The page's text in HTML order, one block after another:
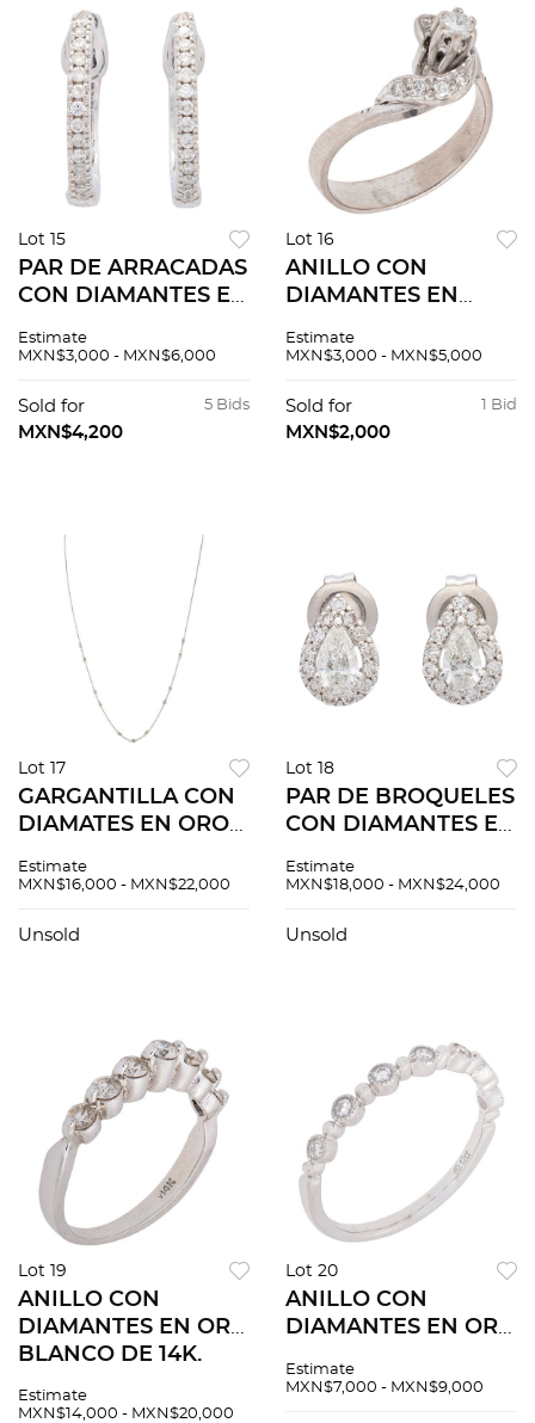
Lot 15
PAR DE ARRACADAS
CON DIAMANTES EN
14K. Diamantes
ct. Peso: 1.0 g
Estimate
MXN$3,000 - MXN$6,000
5 Bids
Sold for
MXN$4,200
Lot 16
ANILLO CON
DIAMANTES EN
Diamantes corte
~0.15 ct. Peso: 2.4 g.
Talla: 5 ¾
Estimate
MXN$3,000 - MXN$5,000
1 Bid
Sold for
MXN$2,000
Lot 17
GARGANTILLA CON
DIAMATES EN ORO
Diamantes corte
Peso: 1.1 g
Estimate
MXN$16,000 - MXN$22,000
Unsold
Lot 18
PAR DE BROQUELES
CON DIAMANTES EN
14K. Diamantes
diamantes corte
Estimate
MXN$18,000 - MXN$24,000
Unsold
Lot 19
ANILLO CON
DIAMANTES EN ORO
BLANCO DE 14K.
brillante ~0.63 ct.
Estimate
MXN$14,000 - MXN$20,000
Lot 20
ANILLO CON
DIAMANTES EN ORO
Diamantes corte
Estimate
MXN$7,000 - MXN$9,000